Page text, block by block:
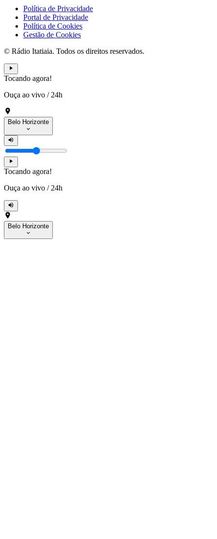
Política de Privacidade
Portal de Privacidade
Política de Cookies
Gestão de Cookies
© Rádio Itatiaia. Todos os direitos reservados.
Tocando agora!
Ouça ao vivo / 24h
Belo Horizonte
Tocando agora!
Ouça ao vivo / 24h
Belo Horizonte